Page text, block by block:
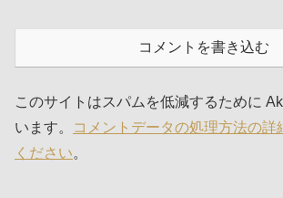
コメントを書き込む
このサイトはスパムを低減するために
います。
コメントデータの処理方法の詳
ください。